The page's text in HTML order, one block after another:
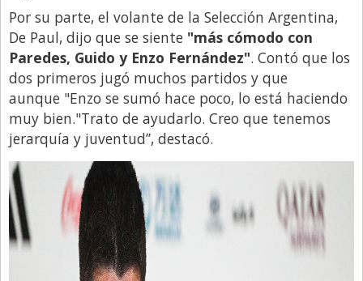
Tendencias
Viajes
Por su parte, el volante de la Selección Argentina,
De Paul, dijo que se siente "más cómodo con
Paredes, Guido y Enzo Fernández". Contó que los
dos primeros jugó muchos partidos y que
aunque "Enzo se sumó hace poco, lo está haciendo
muy bien."Trato de ayudarlo. Creo que tenemos
jerarquía y juventud”, destacó.